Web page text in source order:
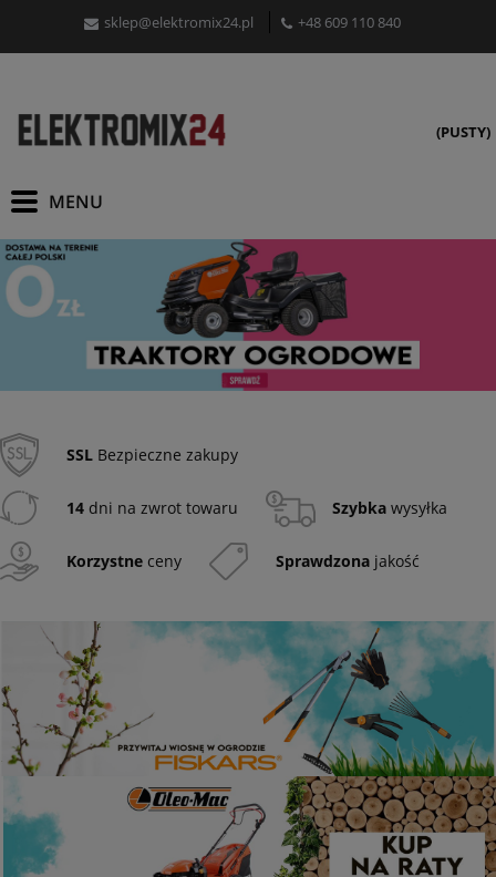
sklep@elektromix24.pl +48 609 110 840
(PUSTY)
SSL Bezpieczne zakupy
14 dni na zwrot towaru Szybka wysyłka
Korzystne ceny Sprawdzona jakość